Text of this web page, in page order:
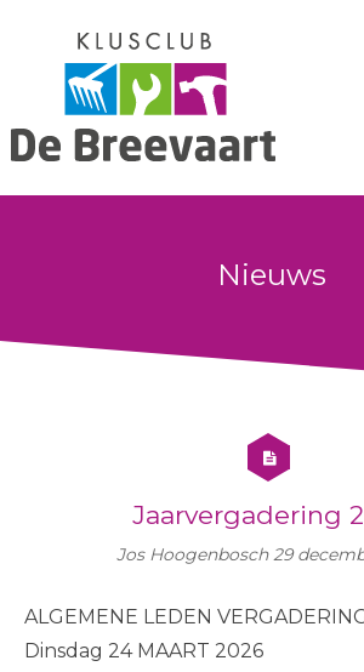
Nieuws
Jaarvergadering
Jos Hoogenbosch 29
ALGEMENE LEDEN
Dinsdag 24 MAART 2026